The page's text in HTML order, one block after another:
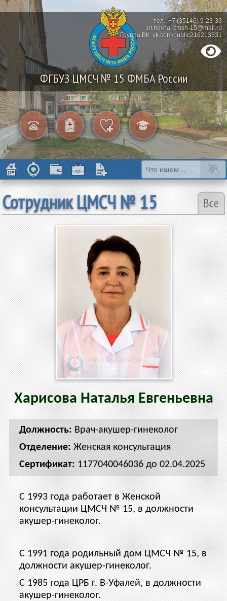
ФГБУЗ ЦМСЧ № 15 ФМБА России
тел.: +7 (35146) 9-23-33
эл.почта: cmsh-15@mail.ru
Группа ВК: vk.com/public216213531
Сотрудник ЦМСЧ № 15 Все
ХарисоваНатальяЕвгеньевна
Врач-акушер-гинеколог
Женская консультация
1177040046036 до 02.04.2025
С 1993 года работает в Женской
консультации ЦМСЧ № 15, в должности
акушер-гинеколог.
С 1991 года родильный дом ЦМСЧ № 15, в
должности акушер-гинеколог.
С 1985 года ЦРБ г. В-Уфалей, в должности
акушер-гинеколог.